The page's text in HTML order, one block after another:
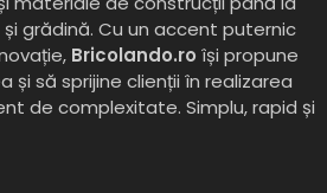
grădină. Cu un accent puternic
Bricolando.ro își propune
și să sprijine clienții în realizarea
de complexitate. Simplu, rapid și